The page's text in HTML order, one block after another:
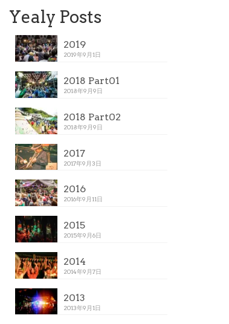
Yealy Posts
2019
2019年9月1日
2018 Part01
2018年9月9日
2018 Part02
2018年9月9日
2017
2017年9月3日
2016
2016年9月11日
2015
2015年9月6日
2014
2014年9月7日
2013
2013年9月1日